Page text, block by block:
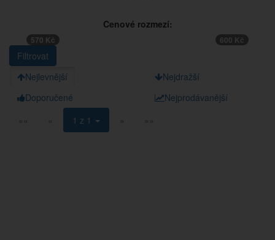
Cenové rozmezí:
570 Kč 600 Kč
Nejlevnější
Nejdražší
Doporučené
Nejprodávanější
««
« 1 z 1 » »»